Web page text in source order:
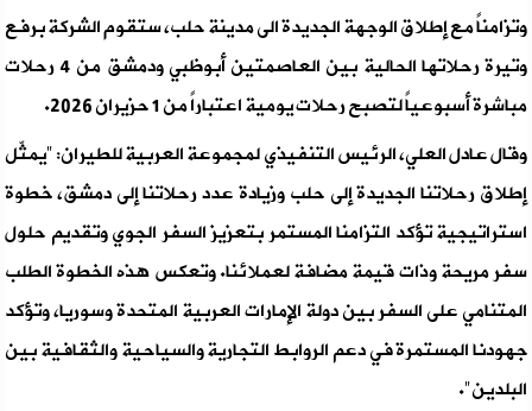
وتزامناً مع إطلاق الوجهة الجديدة الى مدينة حلب، ستقوم الشركة برفع
وتيرة رحلاتها الحالية بين العاصمتين أبوظبي ودمشق من 4 رحلات
مباشرة أسبوعياً لتصبح رحلات يومية اعتباراً من 1 حزيران 2026.
وقال عادل العلي، الرئيس التنفيذي لمجموعة العربية للطيران: "يمثّل
إطلاق رحلاتنا الجديدة إلى حلب وزيادة عدد رحلاتنا إلى دمشق، خطوة
استراتيجية تؤكد التزامنا المستمر بتعزيز السفر الجوي وتقديم حلول
سفر مريحة وذات قيمة مضافة لعملائنا. وتعكس هذه الخطوة الطلب
المتنامي على السفر بين دولة الإمارات العربية المتحدة وسوريا، وتؤكد
جهودنا المستمرة في دعم الروابط التجارية والسياحية والثقافية بين
البلدين".